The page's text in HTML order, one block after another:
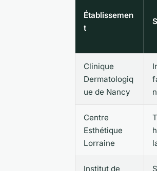
Établissemen
t
Clinique
Dermatologiq
ue de Nancy
Centre
Esthétique
Lorraine
Institut de